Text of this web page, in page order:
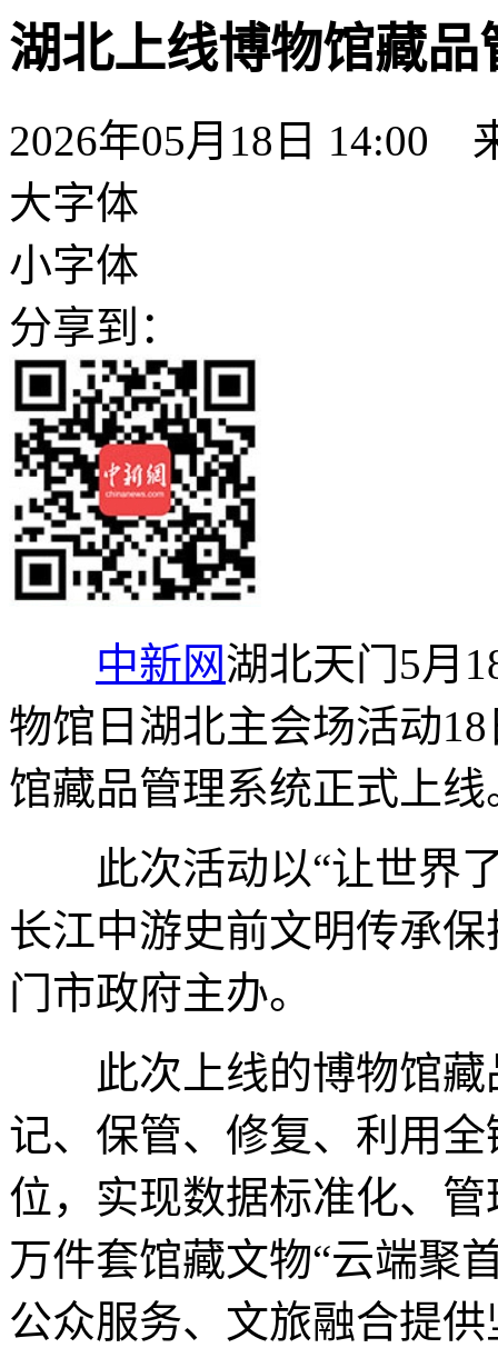
湖北上线博物馆藏
2026年05月18日 14:00
大字体
小字体
分享到：
中新网湖北天门5月
物馆日湖北主会场活动
馆藏品管理系统正式上线
此次活动以“让世界了
长江中游史前文明传承
门市政府主办。
此次上线的博物馆藏
记、保管、修复、利用
位，实现数据标准化、
万件套馆藏文物“云端聚
公众服务、文旅融合提